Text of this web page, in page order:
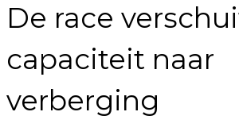
De race
capaciteit naar
verberging